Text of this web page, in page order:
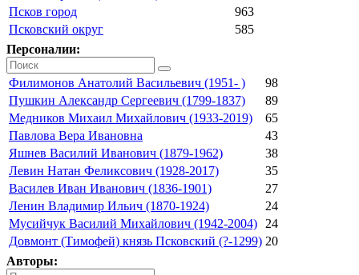
Псков город
963
Псковский округ
585
Персоналии:
Филимонов Анатолий Васильевич (1951- )
98
Пушкин Александр Сергеевич (1799-1837)
89
Медников Михаил Михайлович (1933-2019)
65
Павлова Вера Ивановна
43
Яшнев Василий Иванович (1879-1962)
38
Левин Натан Феликсович (1928-2017)
35
Василев Иван Иванович (1836-1901)
27
Ленин Владимир Ильич (1870-1924)
24
Мусийчук Василий Михайлович (1942-2004)
24
Довмонт (Тимофей) князь Псковский (?-1299) 20
Авторы: